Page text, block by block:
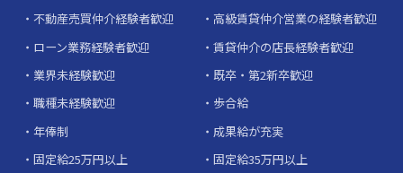
不動産売買仲介経験者歓迎
高級賃貸仲介営業の経験者歓迎
ローン業務経験者歓迎
賃貸仲介の店長経験者歓迎
業界未経験歓迎
既卒・第2新卒歓迎
職種未経験歓迎
歩合給
年俸制
成果給が充実
固定給25万円以上
固定給35万円以上